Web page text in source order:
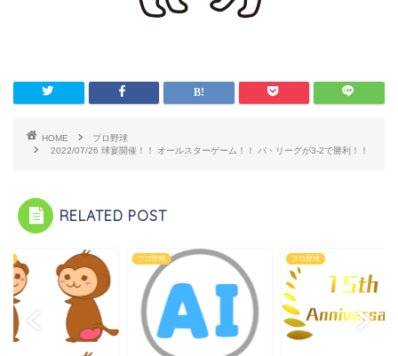
HOME
プロ野球
2022/07/26 球宴開催！！ オールスターゲーム！！ パ・リーグが3-2で勝利！！
RELATED POST
プロ野球 プロ野球